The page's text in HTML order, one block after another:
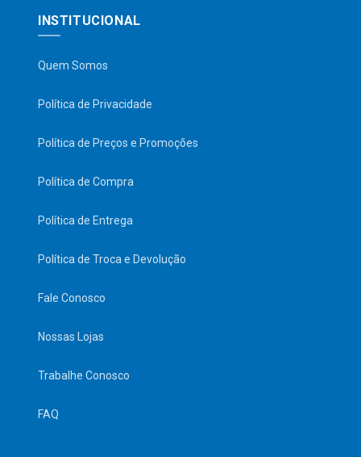
INSTITUCIONAL
Quem Somos
Política de Privacidade
Política de Preços e Promoções
Política de Compra
Política de Entrega
Política de Troca e Devolução
Fale Conosco
Nossas Lojas
Trabalhe Conosco
FAQ